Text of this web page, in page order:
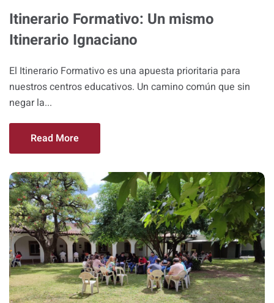
Itinerario Formativo: Un mismo
Itinerario Ignaciano
El Itinerario Formativo es una apuesta prioritaria para
nuestros centros educativos. Un camino común que sin
negar la...
Read More